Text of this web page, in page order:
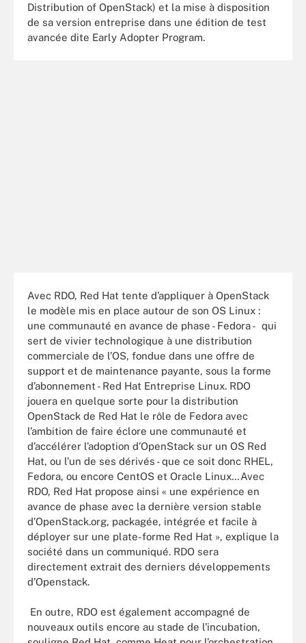
Distribution of OpenStack) et la mise à disposition
de sa version entreprise dans une édition de test
avancée dite Early Adopter Program.
Avec RDO, Red Hat tente d’appliquer à OpenStack
le modèle mis en place autour de son OS Linux :
une communauté en avance de phase - Fedora - qui
sert de vivier technologique à une distribution
commerciale de l’OS, fondue dans une offre de
support et de maintenance payante, sous la forme
d’abonnement - Red Hat Entreprise Linux. RDO
jouera en quelque sorte pour la distribution
OpenStack de Red Hat le rôle de Fedora avec
l’ambition de faire éclore une communauté et
d’accélérer l’adoption d’OpenStack sur un OS Red
Hat, ou l’un de ses dérivés - que ce soit donc RHEL,
Fedora, ou encore CentOS et Oracle Linux…Avec
RDO, Red Hat propose ainsi « une expérience en
avance de phase avec la dernière version stable
d’OpenStack.org, packagée, intégrée et facile à
déployer sur une plate-forme Red Hat », explique la
société dans un communiqué. RDO sera
directement extrait des derniers développements
d’Openstack.
En outre, RDO est également accompagné de
nouveaux outils encore au stade de l’incubation,